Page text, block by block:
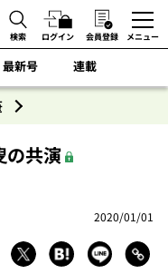
検索 ログイン 会員登録 メニュー
最新号 連載
共演
2020/01/01